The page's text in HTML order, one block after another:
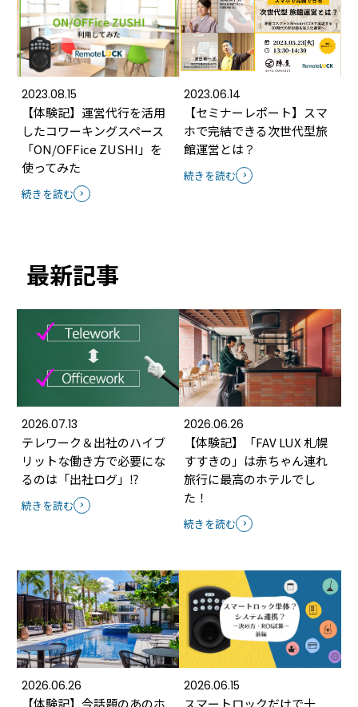
2023.08.15
【体験記】運営代行を活用
したコワーキングスペース
「ON/OFFice ZUSHI」を
使ってみた
続きを読む
2023.06.14
【セミナーレポート】スマ
ホで完結できる次世代型旅
館運営とは？
続きを読む
最新記事
2026.07.13
テレワーク＆出社のハイブ
リットな働き方で必要にな
るのは「出社ログ」⁉
続きを読む
2026.06.26
【体験記】「FAV LUX 札幌
すすきの」は赤ちゃん連れ
旅行に最高のホテルでし
た！
続きを読む
2026.06.26
【体験記】今話題のあのホ
2026.06.15
スマートロックだけで十